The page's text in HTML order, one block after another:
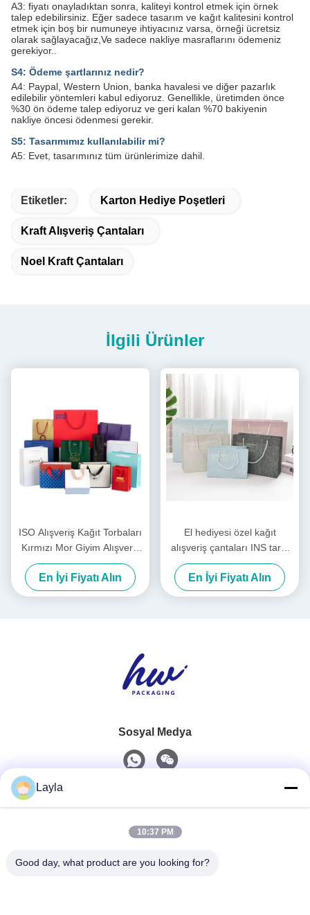
A3: fiyatı onayladıktan sonra, kaliteyi kontrol etmek için örnek
talep edebilirsiniz. Eğer sadece tasarım ve kağıt kalitesini kontrol
etmek için boş bir numuneye ihtiyacınız varsa, örneği ücretsiz
olarak sağlayacağız,Ve sadece nakliye masraflarını ödemeniz
gerekiyor..
S4: Ödeme şartlarınız nedir?
A4: Paypal, Western Union, banka havalesi ve diğer pazarlık
edilebilir yöntemleri kabul ediyoruz. Genellikle, üretimden önce
%30 ön ödeme talep ediyoruz ve geri kalan %70 bakiyenin
nakliye öncesi ödenmesi gerekir.
S5: Tasarımımız kullanılabilir mi?
A5: Evet, tasarımınız tüm ürünlerimize dahil.
Etiketler: Karton Hediye Poşetleri
Kraft Alışveriş Çantaları
Noel Kraft Çantaları
İlgili Ürünler
ISO Alışveriş Kağıt Torbaları
Kırmızı Mor Giyim Alışveriş
Torbaları Logo Özel
En İyi Fiyatı Alın
El hediyesi özel kağıt
alışveriş çantaları INS tarzı
doğum günü hediye
çantaları
En İyi Fiyatı Alın
Sosyal Medya
0086-18688885859
Layla
10:37 PM
Good day, what product are you looking for?